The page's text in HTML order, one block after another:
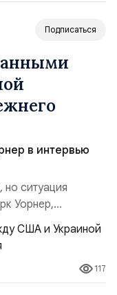
и
Подписаться
в интервью
но ситуация
Уорнер,
разведке,
беспилотников и
ей наносить
и укрепило её
США стало
117